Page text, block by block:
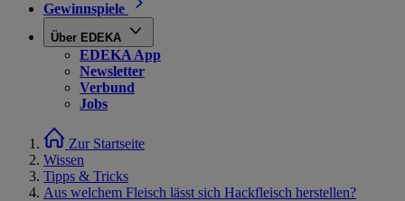
Gewinnspiele
Über EDEKA
EDEKA App
Newsletter
Verbund
Jobs
Zur Startseite
Wissen
Tipps & Tricks
Aus welchem Fleisch lässt sich Hackfleisch herstellen?